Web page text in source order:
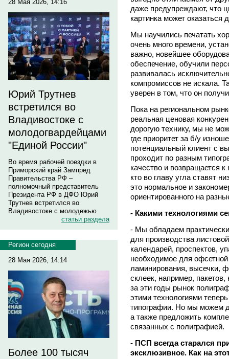
28 Мая 2026, 14:16
Юрий Трутнев
встретился во
Владивостоке с
молодогвардейцами
"Единой России"
Во время рабочей поездки в
Приморский край Зампред
Правительства РФ –
полномочный представитель
Президента РФ в ДФО Юрий
Трутнев встретился во
Владивостоке с молодежью.
статьи раздела
Регион сегодня
28 Мая 2026, 14:14
Более 100 тысяч
даже предупреждают, что
картинка может оказаться
Мы научились печатать
очень много времени,
важно, новейшее
обеспечение, обучили
развивалась
компромиссов не искала.
уверен в том, что он
Пока на региональном
реальная ценовая
дорогую технику, мы не
где приоритет за б/у
потенциальный клиент с
проходит по разным
качество и возвращается
кто во главу угла ставят
это нормальное и
ориентированного на
- Какими технологиями
- Мы обладаем
для производства
календарей, проспектов,
необходимое для
ламинирования, высечки,
склеек, например,
за эти годы рынок
этими технологиями
типографии. Но мы можем
а также предложить
связанных с полиграфией.
- ПСП всегда старался
эксклюзивное. Как на